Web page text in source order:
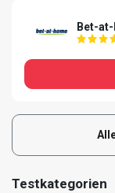
Bet-
Testkategorien